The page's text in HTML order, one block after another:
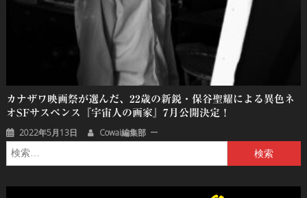
カナザワ映画祭が選んだ、22歳の新鋭・保谷聖耀による異色ネ
オSFサスペンス『宇宙人の画家』7月公開決定！
2022年5月13日 Cowai編集部
索: